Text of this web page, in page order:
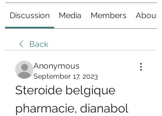
Discussion Media Members About
Back
Anonymous
September 17, 2023
Steroide belgique
pharmacie, dianabol